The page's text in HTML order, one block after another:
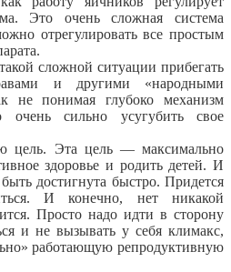
Это очень сложная система
отрегулировать все простым
сложной ситуации прибегать
и другими «народными
не понимая глубоко механизм
очень сильно усугубить свое
цель. Эта цель — максимально
здоровье и родить детей. И
достигнута быстро. Придется
И конечно, нет никакой
Просто надо идти в сторону
и не вызывать у себя климакс,
работающую репродуктивную